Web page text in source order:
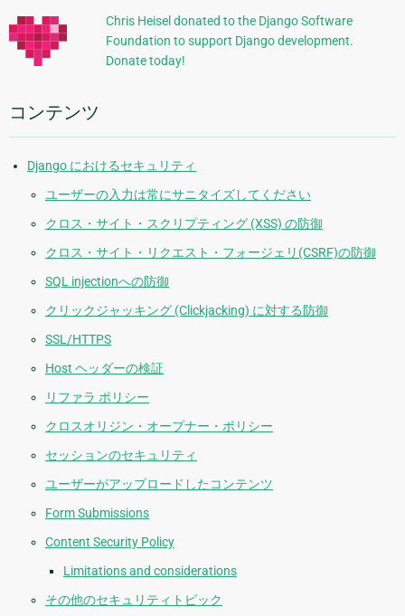
ジ的
な
報
Chris Heisel donated to the Django Software
Foundation to support Django development.
Donate today!
コンテンツ
Django におけるセキュリティ
ユーザーの入力は常にサニタイズしてください
クロス・サイト・スクリプティング (XSS) の防御
クロス・サイト・リクエスト・フォージェリ(CSRF)の防御
SQL injectionへの防御
クリックジャッキング (Clickjacking) に対する防御
SSL/HTTPS
Host ヘッダーの検証
リファラ ポリシー
クロスオリジン・オープナー・ポリシー
セッションのセキュリティ
ユーザーがアップロードしたコンテンツ
Form Submissions
Content Security Policy
Limitations and considerations
その他のセキュリティトピック